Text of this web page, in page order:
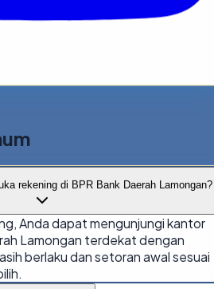
rekening di BPR Bank Daerah Lamongan?
Anda dapat mengunjungi kantor
Lamongan terdekat dengan
berlaku dan setoran awal sesuai